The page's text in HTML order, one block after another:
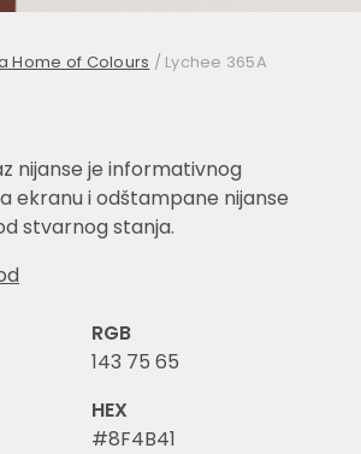
Home of Colours / Lychee 365A
nijanse je informativnog
ekranu i odštampane nijanse
stvarnog stanja.
RGB
143 75 65
HEX
#8F4B41